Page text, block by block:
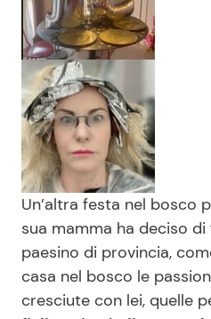
Un’altra festa nel bosco
sua mamma ha deciso
paesino di provincia,
casa nel bosco le
cresciute con lei, quelle